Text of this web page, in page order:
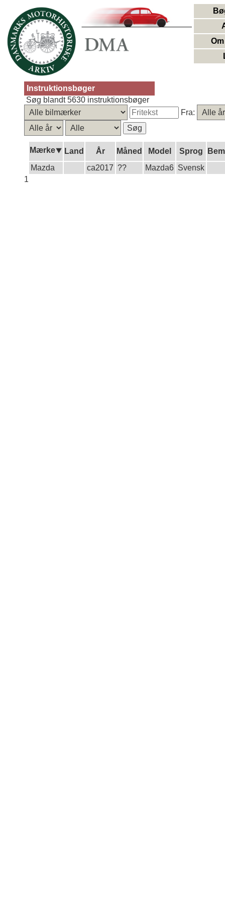
Instruktionsbøger
Søg blandt 5630 instruktionsbøger
Fra:
Mærke⯆ Land År Måned Model Sprog
Mazda
ca2017 ?? Mazda6 Svensk
1